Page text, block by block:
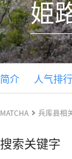
姫
简介 人气排
MATCHA 兵库县相
搜索关键字